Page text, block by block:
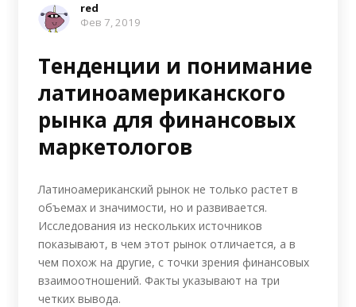
red
Фев 7, 2019
Тенденции и понимание
латиноамериканского
рынка для финансовых
маркетологов
Латиноамериканский рынок не только растет в
объемах и значимости, но и развивается.
Исследования из нескольких источников
показывают, в чем этот рынок отличается, а в
чем похож на другие, с точки зрения финансовых
взаимоотношений. Факты указывают на три
четких вывода.